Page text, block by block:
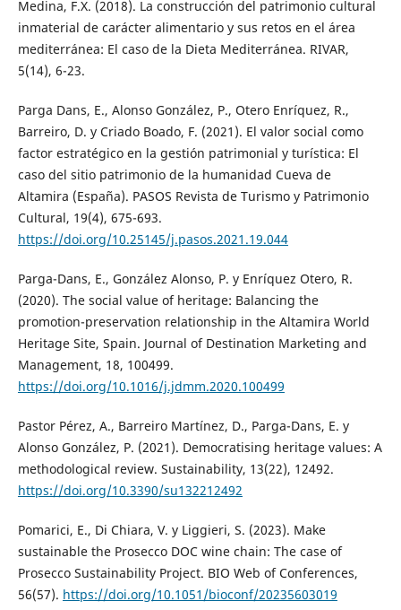
Medina, F.X. (2018). La construcción del patrimonio cultural
inmaterial de carácter alimentario y sus retos en el área
mediterránea: El caso de la Dieta Mediterránea. RIVAR,
5(14), 6-23.
Parga Dans, E., Alonso González, P., Otero Enríquez, R.,
Barreiro, D. y Criado Boado, F. (2021). El valor social como
factor estratégico en la gestión patrimonial y turística: El
caso del sitio patrimonio de la humanidad Cueva de
Altamira (España). PASOS Revista de Turismo y Patrimonio
Cultural, 19(4), 675-693.
https://doi.org/10.25145/j.pasos.2021.19.044
Parga-Dans, E., González Alonso, P. y Enríquez Otero, R.
(2020). The social value of heritage: Balancing the
promotion-preservation relationship in the Altamira World
Heritage Site, Spain. Journal of Destination Marketing and
Management, 18, 100499.
https://doi.org/10.1016/j.jdmm.2020.100499
Pastor Pérez, A., Barreiro Martínez, D., Parga-Dans, E. y
Alonso González, P. (2021). Democratising heritage values: A
methodological review. Sustainability, 13(22), 12492.
https://doi.org/10.3390/su132212492
Pomarici, E., Di Chiara, V. y Liggieri, S. (2023). Make
sustainable the Prosecco DOC wine chain: The case of
Prosecco Sustainability Project. BIO Web of Conferences,
56(57). https://doi.org/10.1051/bioconf/20235603019